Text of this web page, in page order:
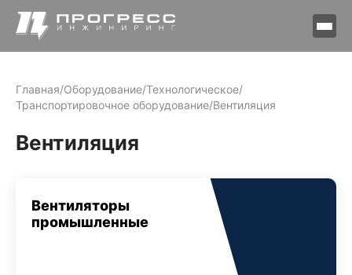
Главная/Оборудование/Технологическое/
Транспортировочное оборудование/Вентиляция
Вентиляция
Вентиляторы
промышленные